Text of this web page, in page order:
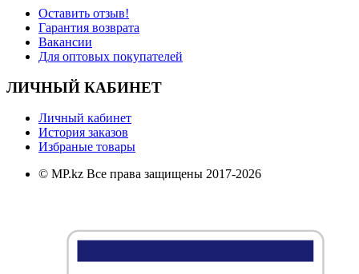
Оставить отзыв!
Гарантия возврата
Вакансии
Для оптовых покупателей
ЛИЧНЫЙ КАБИНЕТ
Личный кабинет
История заказов
Избраные товары
© MP.kz Все права защищены 2017-2026